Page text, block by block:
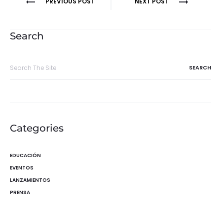
entradas
Search
Categories
EDUCACIÓN
EVENTOS
LANZAMIENTOS
PRENSA